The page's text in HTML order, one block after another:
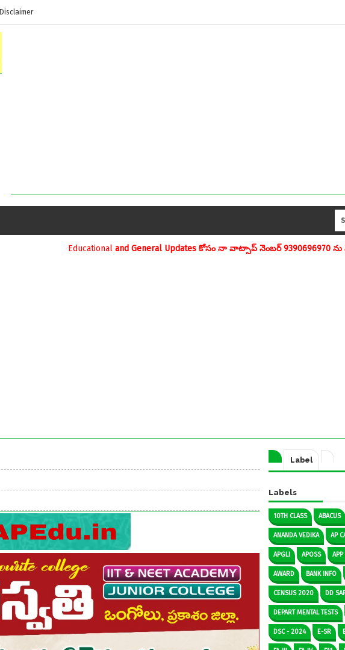
Disclaimer
and General Updates కోసం నా వాట్సాప్ నెంబర్ 9390696970 ను మీవాట్సాప్ గ్రూపులో add
Label
Labels
10TH CLASS ABACUS
ANANDA VEDIKA AP
APGLI APOSS APP
AWARD BANK INFO
CENSUS 2020 DD
DEPART MENTAL TESTS
DSC - 2024 E-SR